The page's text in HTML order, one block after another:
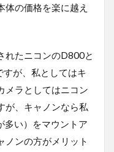
の価格を楽に越え
れたニコンのD800と
が、私としてはキ
メラとしてはニコン
が、キャノンなら私
多い）をマウントア
ノンの方がメリット